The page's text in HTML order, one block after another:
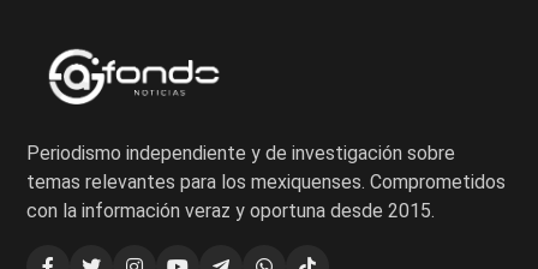
Periodismo independiente y de investigación sobre
temas relevantes para los mexiquenses. Comprometidos
con la información veraz y oportuna desde 2015.